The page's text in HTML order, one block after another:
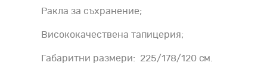
Ракла за съхранение;
Висококачествена тапицерия;
Габаритни размери: 225/178/120 см.